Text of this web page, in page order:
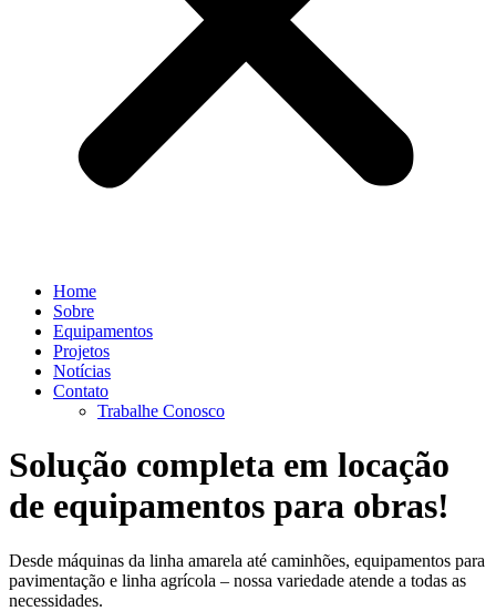
Home
Sobre
Equipamentos
Projetos
Notícias
Contato
Trabalhe Conosco
Solução completa em locação
de equipamentos para obras!
Desde máquinas da linha amarela até caminhões, equipamentos para
pavimentação e linha agrícola – nossa variedade atende a todas as
necessidades.